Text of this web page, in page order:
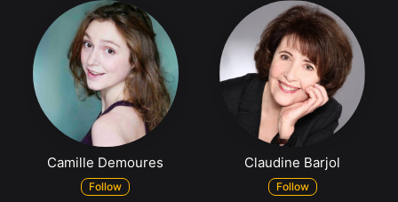
Camille Demoures
Follow
Claudine Barjol
Follow